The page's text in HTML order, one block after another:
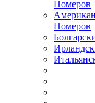
Номеров
Номеров